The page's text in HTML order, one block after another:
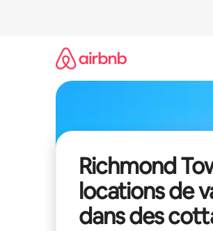
Richmond
locations de
dans des